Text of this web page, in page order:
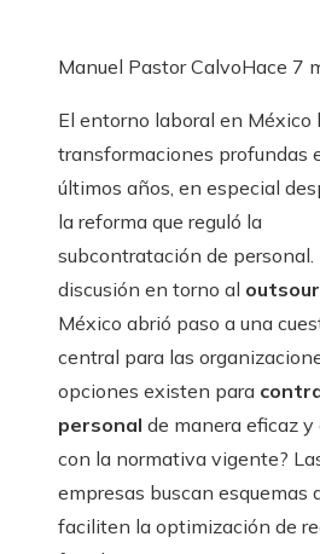
Manuel Pastor CalvoHace 7
El entorno laboral en México
transformaciones profundas
últimos años, en especial
la reforma que reguló la
subcontratación de personal.
discusión en torno al
México abrió paso a una
central para las
opciones existen para
personal de manera eficaz
con la normativa vigente?
empresas buscan esquemas
faciliten la optimización de